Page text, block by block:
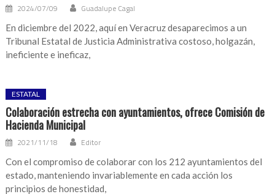
2024/07/09 Guadalupe Cagal
En diciembre del 2022, aquí en Veracruz desaparecimos a un
Tribunal Estatal de Justicia Administrativa costoso, holgazán,
ineficiente e ineficaz,
ESTATAL
Colaboración estrecha con ayuntamientos, ofrece Comisión de
Hacienda Municipal
2021/11/18 Editor
Con el compromiso de colaborar con los 212 ayuntamientos del
estado, manteniendo invariablemente en cada acción los
principios de honestidad,